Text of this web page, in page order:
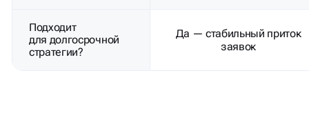
Подходит
для долгосрочной
стратегии?
Да — стабильный приток
заявок